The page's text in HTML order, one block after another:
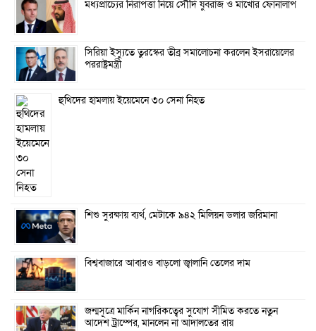
মধ্যপ্রাচ্যের নিরাপত্তা নিয়ে সৌদি যুবরাজ ও মাখোঁর ফোনালাপ
সিরিয়া ইস্যুতে তুরস্কের তীব্র সমালোচনা করলেন ইসরায়েলের
পররাষ্ট্রমন্ত্রী
হুথিদের হামলায় ইয়েমেনে ৩০ সেনা নিহত
শিশু সুরক্ষায় ব্যর্থ, মেটাকে ৯৪২ মিলিয়ন ডলার জরিমানা
বিশ্ববাজারে আবারও বাড়লো জ্বালানি তেলের দাম
জন্মসূত্রে মার্কিন নাগরিকত্বের সুযোগ সীমিত করতে নতুন
আদেশ ট্রাম্পের, মানলেন না আদালতের রায়